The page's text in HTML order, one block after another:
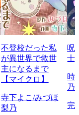
不登校だった私
が異世界で救世
主になるまで
【マイクロ】
寺下よこ/みづほ
梨乃
呪
士
時
乃
完